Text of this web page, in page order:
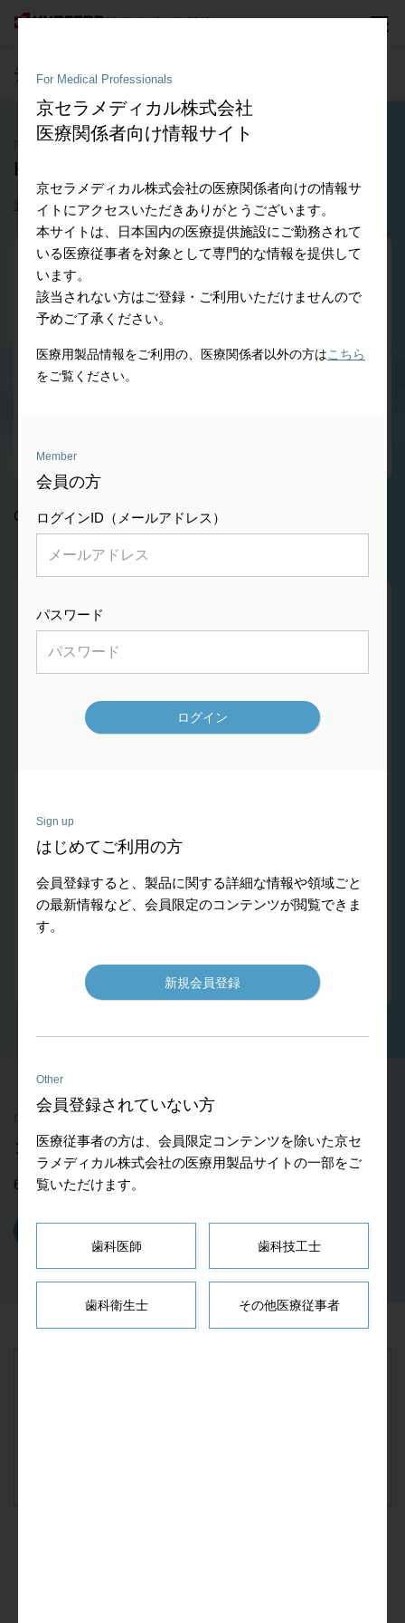
For Medical Professionals
京セラメディカル株式会社
医療関係者向け情報サイト
京セラメディカル株式会社の医療関係者向けの情報サ
イトにアクセスいただきありがとうございます。
本サイトは、日本国内の医療提供施設にご勤務されて
いる医療従事者を対象として専門的な情報を提供して
います。
該当されない方はご登録・ご利用いただけませんので
予めご了承ください。
医療用製品情報をご利用の、医療関係者以外の方はこちら
をご覧ください。
Member
会員の方
ログインID（メールアドレス）
パスワード
Sign up
はじめてご利用の方
会員登録すると、製品に関する詳細な情報や領域ごと
の最新情報など、会員限定のコンテンツが閲覧できま
す。
新規会員登録
Other
会員登録されていない方
医療従事者の方は、会員限定コンテンツを除いた京セ
ラメディカル株式会社の医療用製品サイトの一部をご
覧いただけます。
歯科医師 歯科技工士
歯科衛生士 その他医療従事者
デンタル分野- 医療従事者向け情報
Products
KM-チタンCAD
製品の特徴 ダウンロード
CAD/CAM切削用のチタン合金材料です。
features
製品の特徴
強度
チタン合金（Ti-6Al-4V ELI）のCAD/CAM用ディスクです。
02 比重と弾性率
比重はステンレス鋼ならびにコバルトクロム合金の約60％で、弾
03 耐食性
Downloads
ダウンロード
642KB